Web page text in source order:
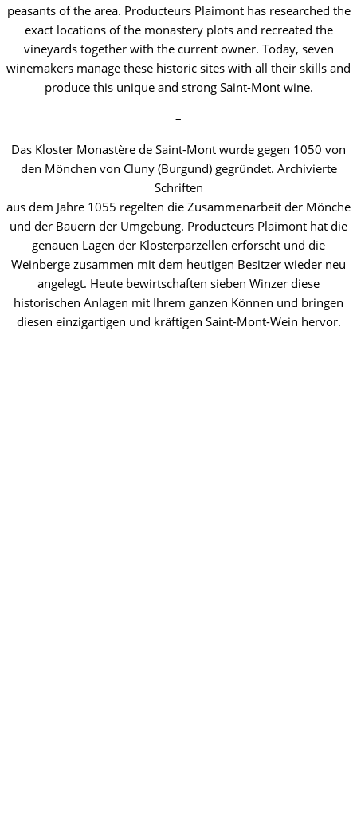
peasants of the area. Producteurs Plaimont has researched the
exact locations of the monastery plots and recreated the
vineyards together with the current owner. Today, seven
winemakers manage these historic sites with all their skills and
produce this unique and strong Saint-Mont wine.
–
Das Kloster Monastère de Saint-Mont wurde gegen 1050 von
den Mönchen von Cluny (Burgund) gegründet. Archivierte
Schriften
aus dem Jahre 1055 regelten die Zusammenarbeit der Mönche
und der Bauern der Umgebung. Producteurs Plaimont hat die
genauen Lagen der Klosterparzellen erforscht und die
Weinberge zusammen mit dem heutigen Besitzer wieder neu
angelegt. Heute bewirtschaften sieben Winzer diese
historischen Anlagen mit Ihrem ganzen Können und bringen
diesen einzigartigen und kräftigen Saint-Mont-Wein hervor.